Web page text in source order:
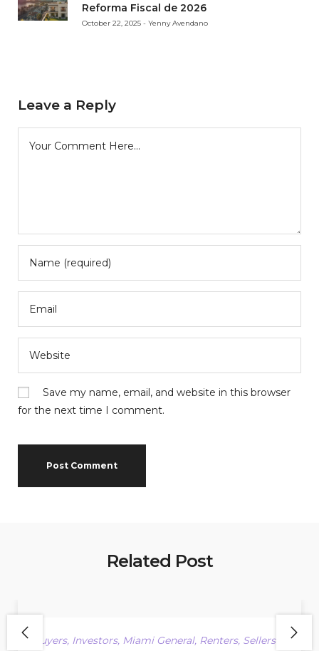
Reforma Fiscal de 2026
October 22, 2025 - Yenny Avendano
Leave a Reply
Save my name, email, and website in this browser
for the next time I comment.
Related Post
Buyers, Investors, Miami General, Renters, Sellers